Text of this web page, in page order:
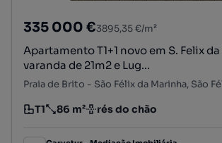
335 000 €3895,35 €/m²
Apartamento T1+1 novo em S. Felix
varanda de 21m2 e Lug...
Tipologia
T1
Preço por metro quadrado
86 m²
Andar rés do chão